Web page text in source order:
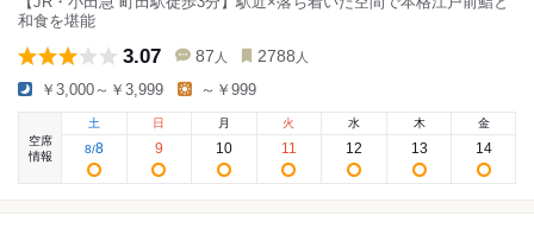
和食を堪能
3.07 87 人 2788 人
￥3,000～￥3,999 ～￥999
空席
情報
土
8/8
日
9
月
10
火
11
水
12
木
13
金
14